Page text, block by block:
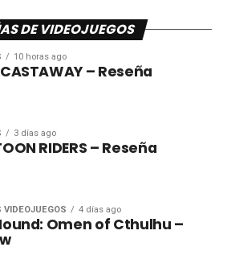
DE VIDEOJUEGOS
10 horas ago
– Reseña
3 días ago
RIDERS – Reseña
VIDEOJUEGOS 4 días ago
Omen of Cthulhu –